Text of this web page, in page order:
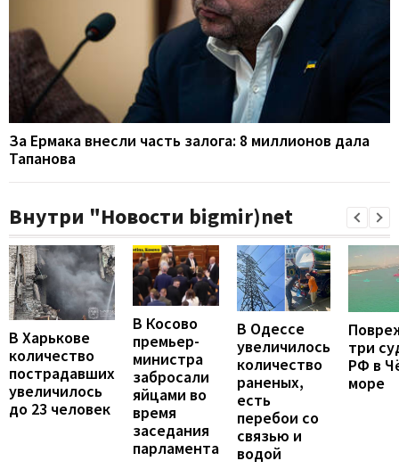
За Ермака внесли часть залога: 8 миллионов дала
Тапанова
Внутри "Новости bigmir)net
В Харькове
количество
пострадавших
увеличилось
до 23 человек
В Косово
премьер-
министра
забросали
яйцами во
время
заседания
парламента
В Одессе
увеличилось
количество
раненых,
есть
перебои со
связью и
водой
три
РФ в
море